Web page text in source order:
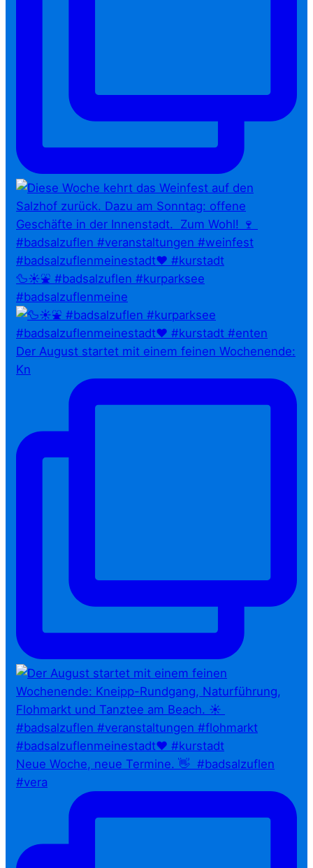
🦆☀️⛲ #badsalzuflen #kurparksee
#badsalzuflenmeine
Der August startet mit einem feinen Wochenende:
Kn
Neue Woche, neue Termine. 👋⁠ ⁠ #badsalzuflen
#vera